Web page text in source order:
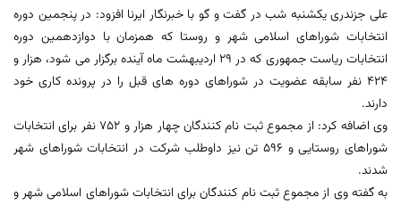
علی جزندری یکشنبه شب در گفت و گو با خبرنگار ایرنا افزود: در پنجمین دوره
انتخابات شوراهای اسلامی شهر و روستا که همزمان با دوازدهمین دوره
انتخابات ریاست جمهوری که در 29 اردیبهشت ماه آینده برگزار می شود، هزار و
424 نفر سابقه عضویت در شوراهای دوره های قبل را در پرونده کاری خود
دارند.
وی اضافه کرد: از مجموع ثبت نام کنندگان چهار هزار و 752 نفر برای انتخابات
شوراهای روستایی و 596 تن نیز داوطلب شرکت در انتخابات شوراهای شهر
شدند.
به گفته وی از مجموع ثبت نام کنندگان برای انتخابات شوراهای اسلامی شهر و